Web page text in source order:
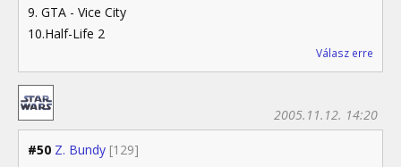
9. GTA - Vice City
10.Half-Life 2
Válasz erre
#50 Z. Bundy [129]
2005.11.12. 14:20